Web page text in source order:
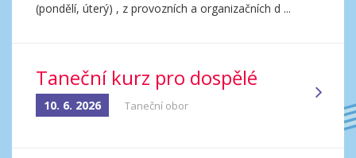
(pondělí, úterý) , z provozních a organizačních d ...
Taneční kurz pro dospělé
10. 6. 2026 Taneční obor